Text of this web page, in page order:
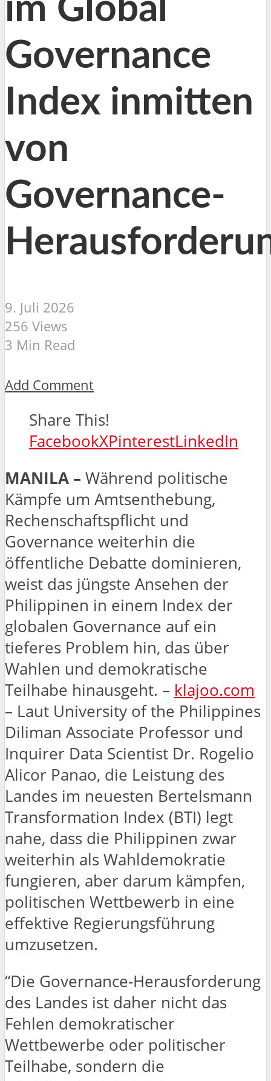
im Global
Governance
Index inmitten
von
Governance-
9. Juli 2026
256 Views
3 Min Read
Add Comment
Share This!
FacebookXPinterestLinkedIn
MANILA – Während politische
Kämpfe um Amtsenthebung,
Rechenschaftspflicht und
Governance weiterhin die
öffentliche Debatte dominieren,
weist das jüngste Ansehen der
Philippinen in einem Index der
globalen Governance auf ein
tieferes Problem hin, das über
Wahlen und demokratische
Teilhabe hinausgeht. – klajoo.com
– Laut University of the Philippines
Diliman Associate Professor und
Inquirer Data Scientist Dr. Rogelio
Alicor Panao, die Leistung des
Landes im neuesten Bertelsmann
Transformation Index (BTI) legt
nahe, dass die Philippinen zwar
weiterhin als Wahldemokratie
fungieren, aber darum kämpfen,
politischen Wettbewerb in eine
effektive Regierungsführung
umzusetzen.
“Die Governance-Herausforderung
des Landes ist daher nicht das
Fehlen demokratischer
Wettbewerbe oder politischer
Teilhabe, sondern die